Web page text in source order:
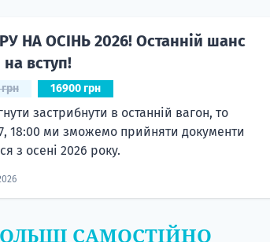
НА ОСІНЬ 2026! Останній шанс
вступ!
16900 грн
застрибнути в останній вагон, то
18:00 ми зможемо прийняти документи
з осені 2026 року.
САМОСТІЙНО